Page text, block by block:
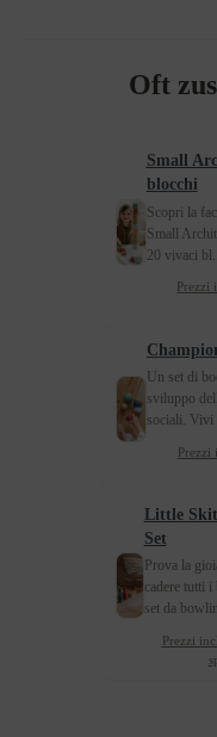
Oft
Small
blocchi
Scopri la
Small
20 vivaci bl...
Un set di
sviluppo
sociali. Vivi
Prezzi
Little
Set
Prova la
cadere tutti
set da
Prezzi